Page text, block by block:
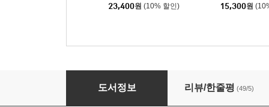
23,400원 (10% 할인) 15,300원
푸른 세계
도서정보 리뷰/한줄평 (49/5)